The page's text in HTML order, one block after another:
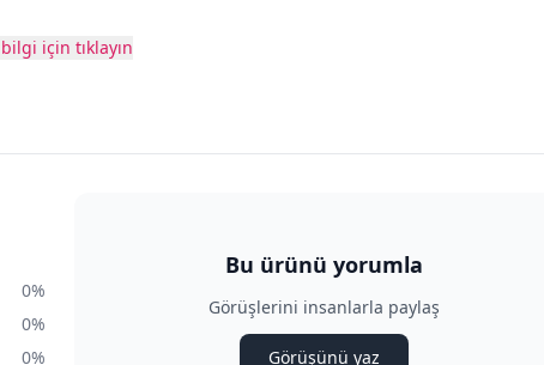
için tıklayın
0%
0%
0%
Bu ürünü yorumla
Görüşlerini insanlarla paylaş
Görüşünü yaz